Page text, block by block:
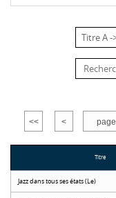
<< < page
Titre
Jazz dans tous ses états (Le)